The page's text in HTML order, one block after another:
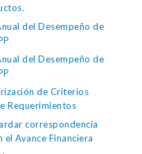
del Desempeño de
del Desempeño de
de Criterios
Requerimientos
correspondencia
el Avance Financiera